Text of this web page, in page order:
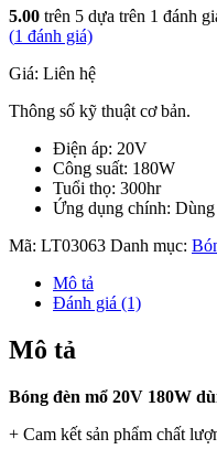
5.00 trên 5 dựa trên 1 đánh
(1 đánh giá)
Giá: Liên hệ
Thông số kỹ thuật cơ bản.
Điện áp: 20V
Công suất: 180W
Tuổi thọ: 300hr
Ứng dụng chính:
Mã: LT03063 Danh mục:
Mô tả
Đánh giá (1)
Mô tả
Bóng đèn mổ 20V 180W
+ Cam kết sản phẩm chất